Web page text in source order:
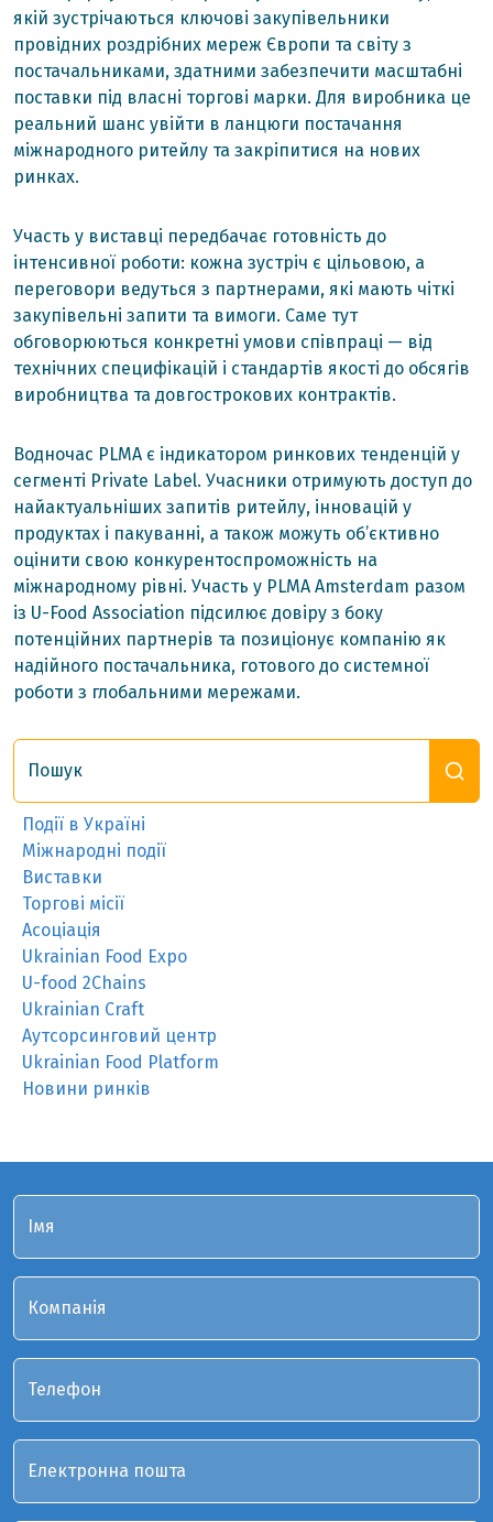
якій зустрічаються ключові закупівельники
провідних роздрібних мереж Європи та світу з
постачальниками, здатними забезпечити масштабні
поставки під власні торгові марки. Для виробника це
реальний шанс увійти в ланцюги постачання
міжнародного ритейлу та закріпитися на нових
ринках.
Участь у виставці передбачає готовність до
інтенсивної роботи: кожна зустріч є цільовою, а
переговори ведуться з партнерами, які мають чіткі
закупівельні запити та вимоги. Саме тут
обговорюються конкретні умови співпраці — від
технічних специфікацій і стандартів якості до обсягів
виробництва та довгострокових контрактів.
Водночас PLMA є індикатором ринкових тенденцій у
сегменті Private Label. Учасники отримують доступ до
найактуальніших запитів ритейлу, інновацій у
продуктах і пакуванні, а також можуть об’єктивно
оцінити свою конкурентоспроможність на
міжнародному рівні. Участь у PLMA Amsterdam разом
із U-Food Association підсилює довіру з боку
потенційних партнерів та позиціонує компанію як
надійного постачальника, готового до системної
роботи з глобальними мережами.
Пошук
Події в Україні
Міжнародні події
Виставки
Торгові місії
Асоціація
Ukrainian Food Expo
U-food 2Chains
Ukrainian Craft
Аутсорсинговий центр
Ukrainian Food Platform
Новини ринків
Імя
Компанія
Телефон
Електронна пошта